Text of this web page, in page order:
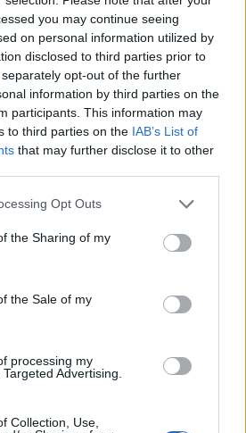
you may continue seeing
on personal information utilized by
disclosed to third parties prior to
opt-out of the further
information by third parties on the
participants. This information may
to third parties on the IAB’s List of
that may further disclose it to other
Opt Outs
the Sharing of my
the Sale of my
processing my
Advertising.
Collection, Use,
Malus
Presenze a
voto